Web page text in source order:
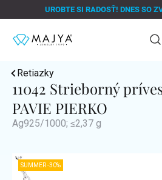
na
UROBTE SI RADOSŤ! DNES SO
Retiazky
11042 Strieborný
PAVIE PIERKO
Ag925/1000; ≤2,37 g
SUMMER -30%